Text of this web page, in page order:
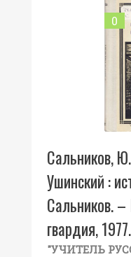
0
Сальников,
Ушинский :
Сальников.
гвардия,
"УЧИТЕЛЬ